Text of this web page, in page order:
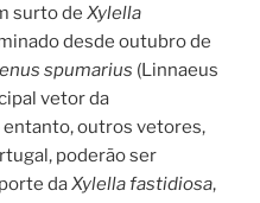
surto de Xylella
desde outubro de
spumarius (Linnaeus
vetor da
entanto, outros vetores,
poderão ser
daXylella fastidiosa,